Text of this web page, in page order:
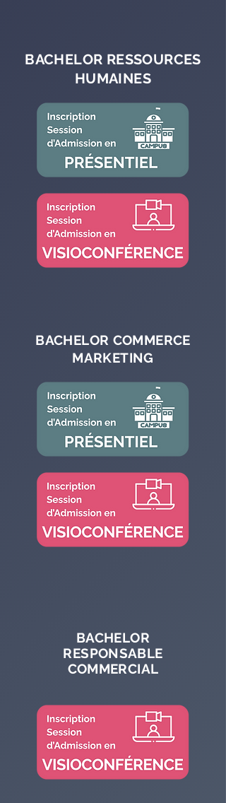
BACHELOR RESSOURCES
HUMAINES
BACHELOR COMMERCE
MARKETING
BACHELOR
RESPONSABLE
COMMERCIAL